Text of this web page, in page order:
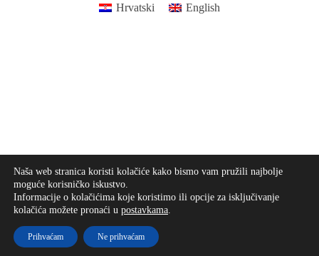
Naša web stranica koristi kolačiće kako bismo vam pružili najbolje
moguće korisničko iskustvo.
Informacije o kolačićima koje koristimo ili opcije za isključivanje
kolačića možete pronaći u postavkama.
Prihvaćam Ne prihvaćam
Hrvatski English